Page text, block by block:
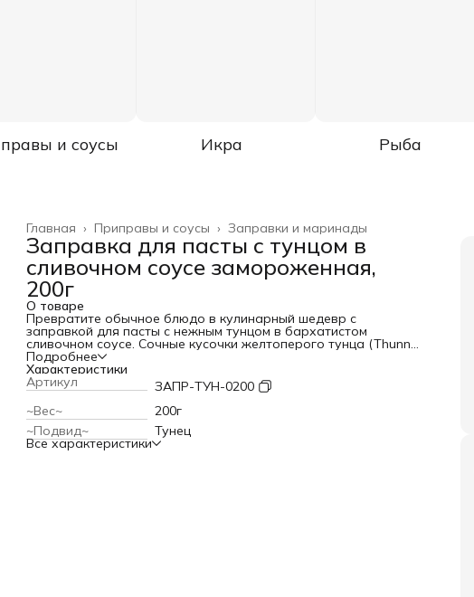
и соусы Икра Рыба
Заправки и маринады
Приправы и соусы ›
Главная ›
Заправка для пасты с тунцом в
сливочном соусе замороженная,
200г
О товаре
Превратите обычное блюдо в кулинарный шедевр с
заправкой для пасты с нежным тунцом в бархатистом
сливочном соусе. Сочные кусочки желтоперого тунца (Thunnus
albacares) в насыщенном соусе с лёгкой пикантностью чёрного
перца и ароматом лукового порошка - идеальное решение
для быстрого и изысканного ужина.
Подробнее
Характеристики
Артикул
ЗАПР-ТУН-0200
~Вес~
200г
~Подвид~
Тунец
Все характеристики